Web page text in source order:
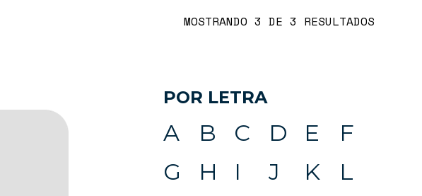
MOSTRANDO 3 DE 3 RESULTADOS
POR LETRA
A B C D E
F
G
H I J K
L